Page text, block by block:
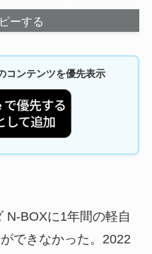
ーする
コンテンツを優先表示
N-BOXに1年間の軽自
できなかった。2022